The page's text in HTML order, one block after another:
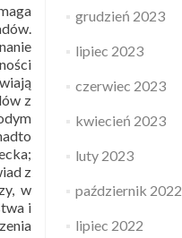
z
z
w
i
grudzień 2023
lipiec 2023
czerwiec 2023
kwiecień 2023
luty 2023
październik 2022
lipiec 2022